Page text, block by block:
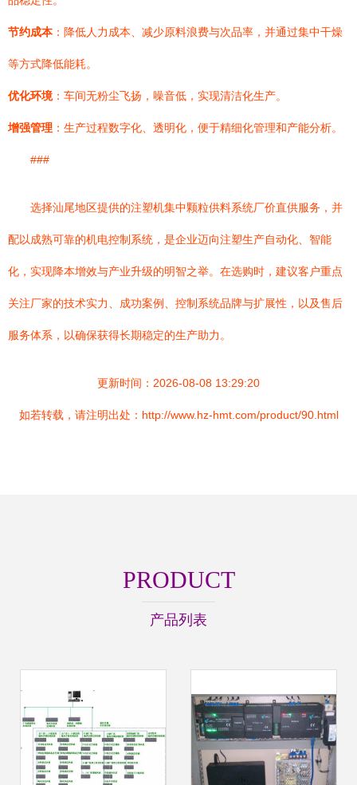
节约成本：降低人力成本、减少原料浪费与次品率，并通过集中干燥
等方式降低能耗。
优化环境：车间无粉尘飞扬，噪音低，实现清洁化生产。
增强管理 ：生产过程数字化、透明化，便于精细化管理和产能分析。
###
选择汕尾地区提供的注塑机集中颗粒供料系统厂价直供服务，并
配以成熟可靠的机电控制系统，是企业迈向注塑生产自动化、智能
化，实现降本增效与产业升级的明智之举。在选购时，建议客户重点
关注厂家的技术实力、成功案例、控制系统品牌与扩展性，以及售后
服务体系，以确保获得长期稳定的生产助力。
更新时间：2026-08-08 13:29:20
如若转载，请注明出处：http://www.hz-hmt.com/product/90.html
PRODUCT
产品列表